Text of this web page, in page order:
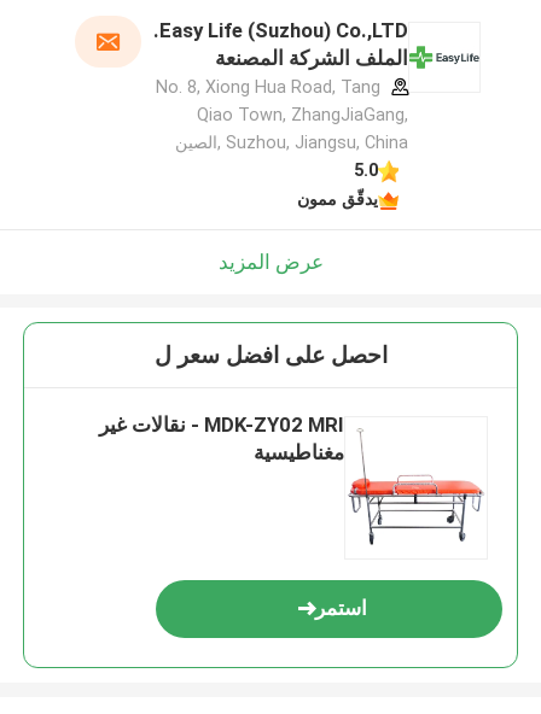
Easy Life (Suzhou) Co.,LTD.
الملف الشركة المصنعة
No. 8, Xiong Hua Road, Tang
Qiao Town, ZhangJiaGang,
Suzhou, Jiangsu, China ,الصين
5.0
يدقّق ممون
عرض المزيد
احصل على افضل سعر ل
MDK-ZY02 MRI - نقالات غير
مغناطيسية
استمر